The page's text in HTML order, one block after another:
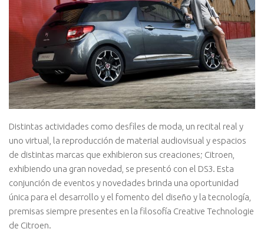
Distintas actividades como desfiles de moda, un recital real y
uno virtual, la reproducción de material audiovisual y espacios
de distintas marcas que exhibieron sus creaciones; Citroen,
exhibiendo una gran novedad, se presentó con el DS3. Esta
conjunción de eventos y novedades brinda una oportunidad
única para el desarrollo y el fomento del diseño y la tecnología,
premisas siempre presentes en la filosofía Creative Technologie
de Citroen.